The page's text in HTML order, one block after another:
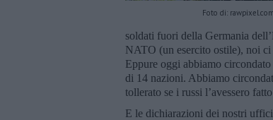
Foto di: rawpixel.com
soldati fuori della Germania
NATO (un esercito ostile), noi
Eppure oggi abbiamo
di 14 nazioni. Abbiamo
tollerato se i russi l’avessero
E le dichiarazioni dei nostri